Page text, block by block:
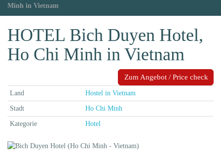
Minh in Vietnam
HOTEL Bich Duyen Hotel,
Ho Chi Minh in Vietnam
Zum Angebot / Price check
Land Hostel in Vietnam
Stadt Ho Chi Minh
Kategorie Hotel